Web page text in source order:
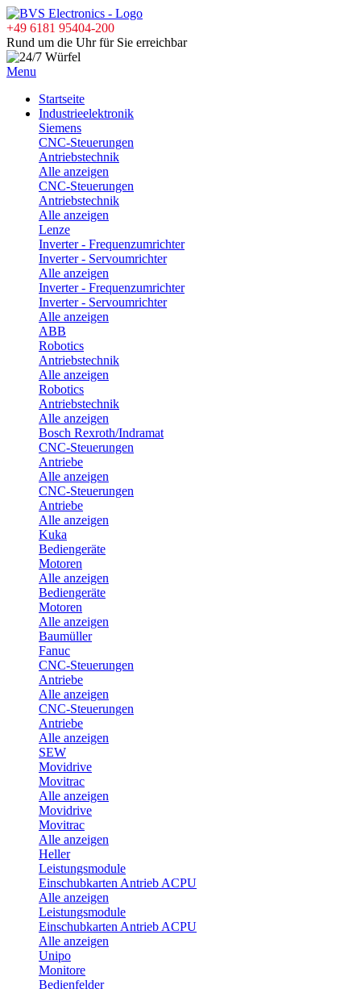
+49 6181 95404-200
Rund um die Uhr für Sie erreichbar
Menu
Startseite
Industrieelektronik
Siemens
CNC-Steuerungen
Antriebstechnik
Alle anzeigen
CNC-Steuerungen
Antriebstechnik
Alle anzeigen
Lenze
Inverter - Frequenzumrichter
Inverter - Servoumrichter
Alle anzeigen
Inverter - Frequenzumrichter
Inverter - Servoumrichter
Alle anzeigen
ABB
Robotics
Antriebstechnik
Alle anzeigen
Robotics
Antriebstechnik
Alle anzeigen
Bosch Rexroth/Indramat
CNC-Steuerungen
Antriebe
Alle anzeigen
CNC-Steuerungen
Antriebe
Alle anzeigen
Kuka
Bediengeräte
Motoren
Alle anzeigen
Bediengeräte
Motoren
Alle anzeigen
Baumüller
Fanuc
CNC-Steuerungen
Antriebe
Alle anzeigen
CNC-Steuerungen
Antriebe
Alle anzeigen
SEW
Movidrive
Movitrac
Alle anzeigen
Movidrive
Movitrac
Alle anzeigen
Heller
Leistungsmodule
Einschubkarten Antrieb ACPU
Alle anzeigen
Leistungsmodule
Einschubkarten Antrieb ACPU
Alle anzeigen
Unipo
Monitore
Bedienfelder